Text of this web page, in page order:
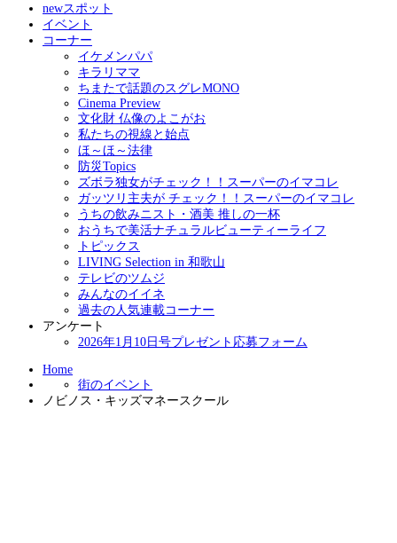
newスポット
イベント
コーナー
イケメンパパ
キラリママ
ちまたで話題のスグレMONO
Cinema Preview
文化財 仏像のよこがお
私たちの視線と始点
ほ～ほ～法律
防災Topics
ズボラ独女がチェック！！スーパーのイマコレ
ガッツリ主夫が チェック！！スーパーのイマコレ
うちの飲みニスト・酒美 推しの一杯
おうちで美活ナチュラルビューティーライフ
トピックス
LIVING Selection in 和歌山
テレビのツムジ
みんなのイイネ
過去の人気連載コーナー
アンケート
2026年1月10日号プレゼント応募フォーム
Home
街のイベント
ノビノス・キッズマネースクール